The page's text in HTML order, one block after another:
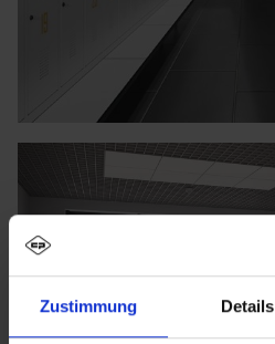
Zustimmung Details